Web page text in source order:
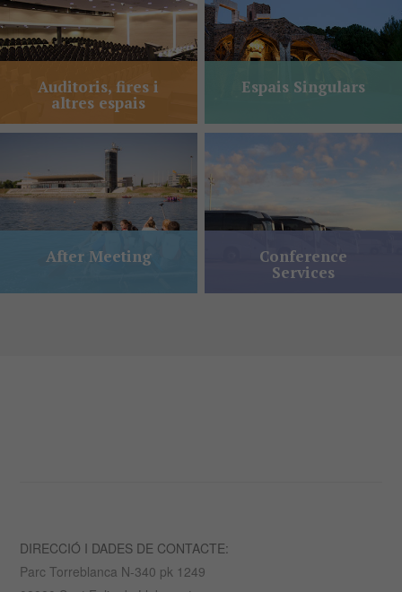
Auditoris, fires i
altres espais
Espais Singulars
After Meeting Conference
Services
DIRECCIÓ I DADES DE CONTACTE:
Parc Torreblanca N-340 pk 1249